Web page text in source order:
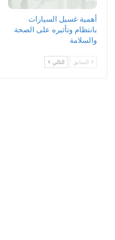
أهمية غسيل السيارات
بانتظام وتأثيره على الصحة
والسلامة
السابق التالي